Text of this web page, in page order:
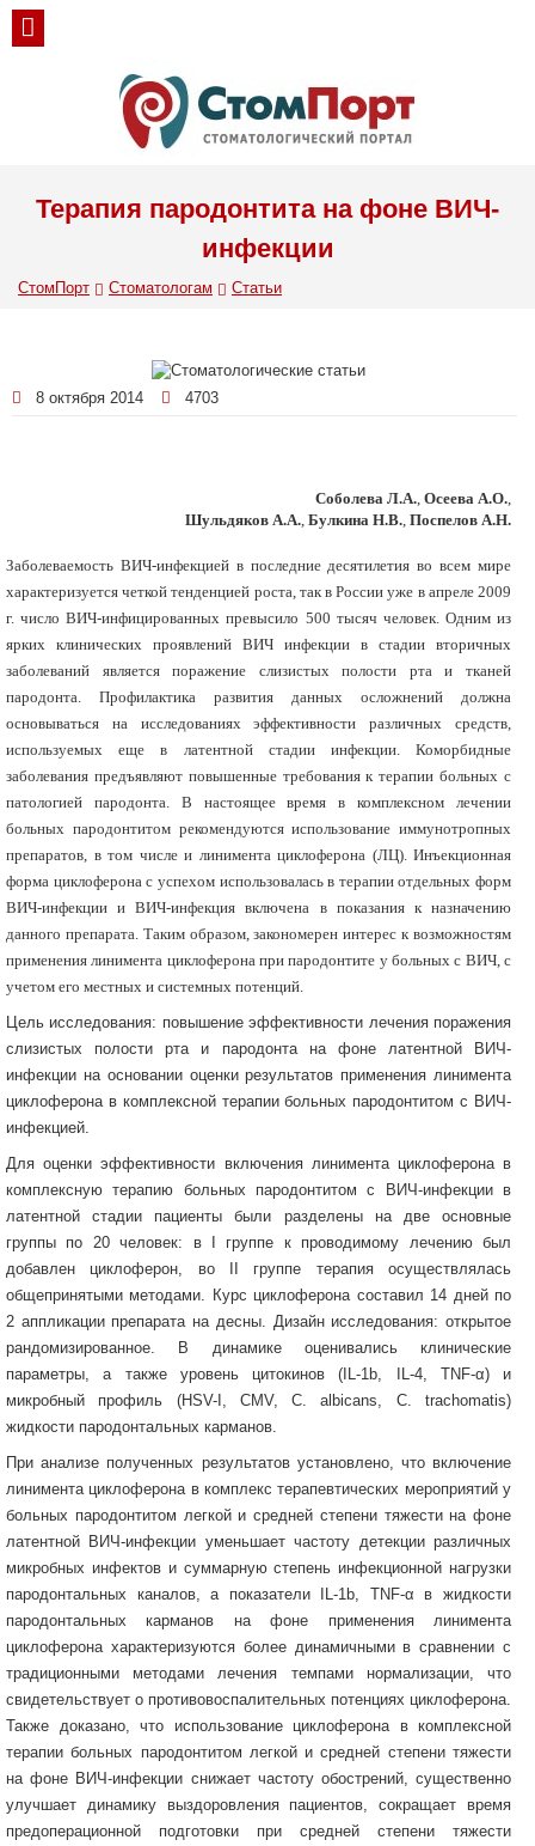
Терапия пародонтита на фоне ВИЧ-
инфекции
СтомПорт Стоматологам Статьи
8 октября 2014 4703
Соболева Л.А. Осеева А.О.
Шульдяков А.А. Булкина Н.В. Поспелoв А.Н.
Заболеваемость ВИЧ-инфекцией в последние десятилетия во всем мире
характеризуется четкой тенденцией роста, так в России уже в апреле 2009
г. число ВИЧ-инфицированных превысило 500 тысяч человек. Одним из
ярких клинических проявлений ВИЧ инфекции в стадии вторичных
заболеваний является поражение слизистых полости рта и тканей
пародонта. Профилактика развития данных осложнений должна
основываться на исследованиях эффективности различных средств,
используемых еще в латентной стадии инфекции. Коморбидные
заболевания предъявляют повышенные требования к терапии больных с
патологией пародонта. В настоящее время в комплексном лечении
больных пародонтитом рекомендуются использование иммунотропных
препаратов, в том числе и линимента циклоферона (ЛЦ). Инъекционная
форма циклоферона с успехом использовалась в терапии отдельных форм
ВИЧ-инфекции и ВИЧ-инфекция включена в показания к назначению
данного препарата. Таким образом, закономерен интерес к возможностям
применения линимента циклоферона при пародонтите у больных с ВИЧ, с
учетом его местных и системных потенций.
Цель исследования: повышение эффективности лечения поражения
слизистых полости рта и пародонта на фоне латентной ВИЧ-
инфекции на основании оценки результатов применения линимента
циклоферона в комплексной терапии больных пародонтитом с ВИЧ-
инфекцией.
Для оценки эффективности включения линимента циклоферона в
комплексную терапию больных пародонтитом с ВИЧ-инфекции в
латентной стадии пациенты были разделены на две основные
группы по 20 человек: в I группе к проводимому лечению был
добавлен циклоферон, во II группе терапия осуществлялась
общепринятыми методами. Курс циклоферона составил 14 дней по
2 аппликации препарата на десны. Дизайн исследования: открытое
рандомизированное. В динамике оценивались клинические
параметры, а также уровень цитокинов (IL-1b, IL-4, TNF-α) и
микробный профиль (HSV-I, CMV, C. albicans, C. trachomatis)
жидкости пародонтальных карманов.
При анализе полученных результатов установлено, что включение
линимента циклоферона в комплекс терапевтических мероприятий у
больных пародонтитом легкой и средней степени тяжести на фоне
латентной ВИЧ-инфекции уменьшает частоту детекции различных
микробных инфектов и суммарную степень инфекционной нагрузки
пародонтальных каналов, а показатели IL-1b, TNF-α в жидкости
пародонтальных карманов на фоне применения линимента
циклоферона характеризуются более динамичными в сравнении с
традиционными методами лечения темпами нормализации, что
свидетельствует о противовоспалительных потенциях циклоферона.
Также доказано, что использование циклоферона в комплексной
терапии больных пародонтитом легкой и средней степени тяжести
на фоне ВИЧ-инфекции снижает частоту обострений, существенно
улучшает динамику выздоровления пациентов, сокращает время
предоперационной подготовки при средней степени тяжести